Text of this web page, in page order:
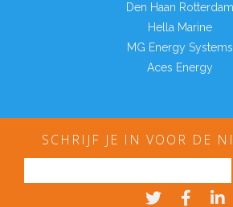
Den Haan Rotterdam
Hella Marine
MG Energy Systems
Aces Energy
SCHRIJF JE IN VOOR DE